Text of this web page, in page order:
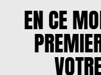
EN CE